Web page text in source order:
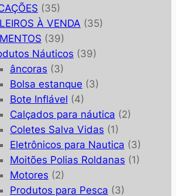
(35)
À VENDA (35)
(39)
Náuticos (39)
âncoras (3)
Bolsa estanque (3)
Bote Inflável (4)
Calçados para náutica (2)
Coletes Salva Vidas (1)
Eletrônicos para Nautica (3)
Moitões Polias Roldanas (1)
Motores (2)
Produtos para Pesca (3)